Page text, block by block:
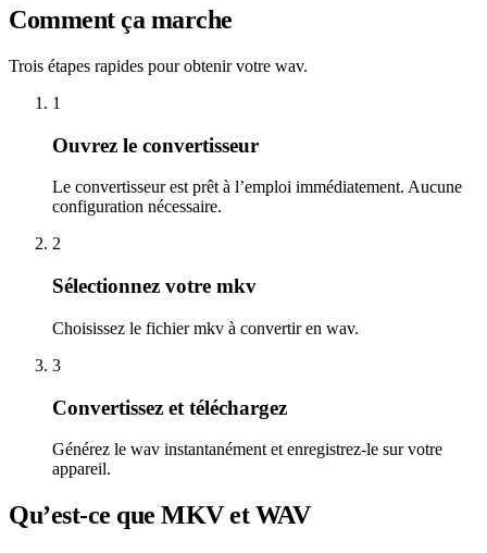
Comment ça marche
Trois étapes rapides pour obtenir votre wav.
1
Ouvrez le convertisseur
Le convertisseur est prêt à l’emploi immédiatement. Aucune
configuration nécessaire.
2
Sélectionnez votre mkv
Choisissez le fichier mkv à convertir en wav.
3
Convertissez et téléchargez
Générez le wav instantanément et enregistrez-le sur votre
appareil.
Qu’est-ce que MKV et WAV